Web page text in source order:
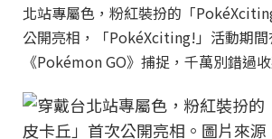
北站專屬色，粉紅裝扮的「
公開亮相，「PokéXciting!」活動期間
《Pokémon GO》捕捉，千萬別錯過